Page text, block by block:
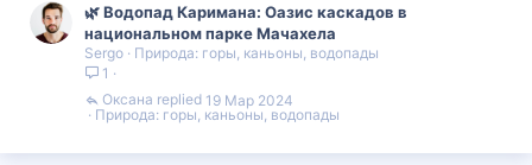
🌿 Водопад Каримана: Оазис каскадов в
национальном парке Мачахела
Sergo
Природа: горы, каньоны, водопады
1
Природа: горы, каньоны, водопады
19 Мар 2024
Оксана